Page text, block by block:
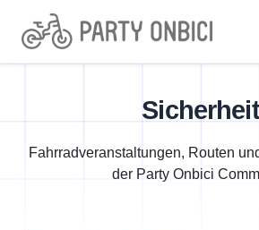
Sicherheit
Fahrradveranstaltungen, Routen
der Party Onbici